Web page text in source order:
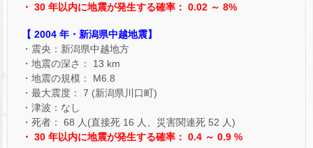
・ 30 年以内に地震が発生する確率： 0.02 ～ 8%
【 2004 年・新潟県中越地震】
・震央：新潟県中越地方
・地震の深さ： 13 km
・地震の規模： M6.8
・最大震度： 7 (新潟県川口町)
・津波：なし
・死者： 68 人(直接死 16 人、災害関連死 52 人)
・ 30 年以内に地震が発生する確率： 0.4 ～ 0.9 %